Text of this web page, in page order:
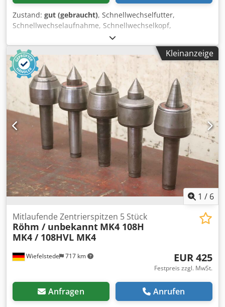
Zustand: gut (gebraucht), Schnellwechselfutter,
Schnellwechselaufnahme, Schnellwechselkopf,
Schnellspannbohraufnahme, Schnellwechseleinsatz -
Schnellwechselfutteraufnahmen: 18 Stück, ohne
Aufnahmeschaft -2x Hülse: MK1 -7x Hülse: MK2 -6x Hülse:
MK3 -3x Hülse: MK4 -Aufnahme: Ø 42 mm Dcodpfjwa Invsx
Afiek -Preis/Abgabe: komplett -Transportabmessung ges.:
300/200/H170 mm -Gewicht komplett: 21 kg
Kleinanzeige
1 / 6
Wiefelstede 717 km
Mitlaufende Zentrierspitzen 5 Stück
Röhm / unbekannt MK4 108H
MK4 / 108HVL MK4
EUR 425
Festpreis zzgl. MwSt.
Anfragen Anrufen